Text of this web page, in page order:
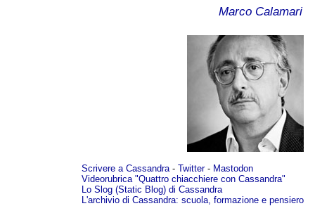
Marco Calamari
Scrivere a Cassandra - Twitter- Mastodon
Videorubrica "Quattro chiacchiere con Cassandra"
Lo Slog (Static Blog) di Cassandra
L'archivio di Cassandra: scuola, formazione e pensiero